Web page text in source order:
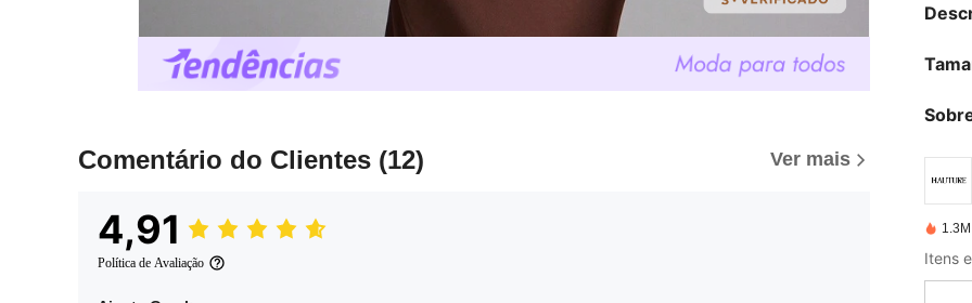
Comentário do Clientes (12) Ver mais
4,91
Política de Avaliação Itens